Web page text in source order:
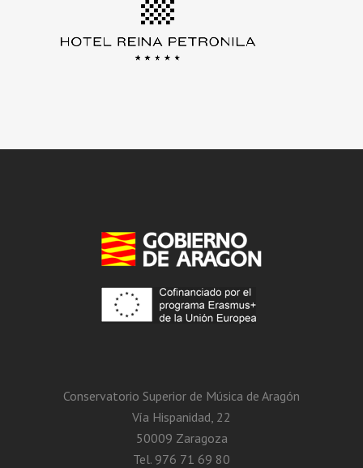
Conservatorio Superior de Música de Aragón
Vía Hispanidad, 22
50009 Zaragoza
Tel. 976 71 69 80